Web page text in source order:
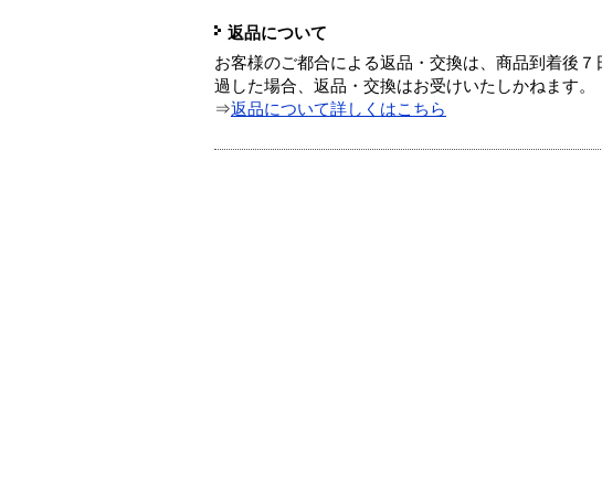
返品について
お客様のご都合による返品・交換は、商品到着後
過した場合、返品・交換はお受けいたしかねます。
⇒返品について詳しくはこちら